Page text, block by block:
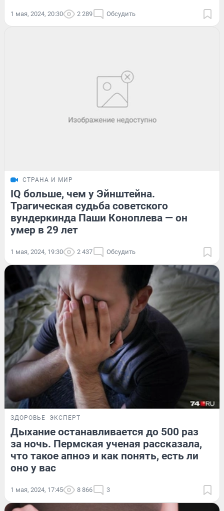
1 мая, 2024, 20:30 2 289 Обсудить
СТРАНА И МИР
IQ больше, чем у Эйнштейна.
Трагическая судьба советского
вундеркинда Паши Коноплева — он
умер в 29 лет
1 мая, 2024, 19:30 2 437 Обсудить
ЗДОРОВЬЕ ЭКСПЕРТ
Дыхание останавливается до 500 раз
за ночь. Пермская ученая рассказала,
что такое апноэ и как понять, есть ли
оно у вас
1 мая, 2024, 17:45 8 866 3